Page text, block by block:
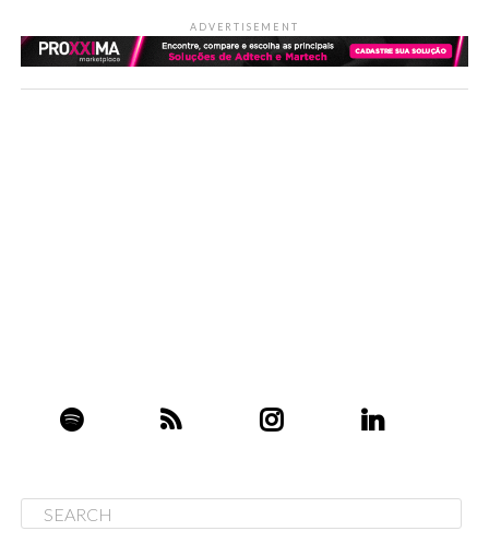
Notes”, através
O YouTube lança novos recursos do Shopping para
guia Loja e na descrição dos vídeos, com o lançamento
inovação ocorre em um contexto onde o YouTube busca
se posicionar frente a concorrentes como a TikTok
ADVERTISEMENT